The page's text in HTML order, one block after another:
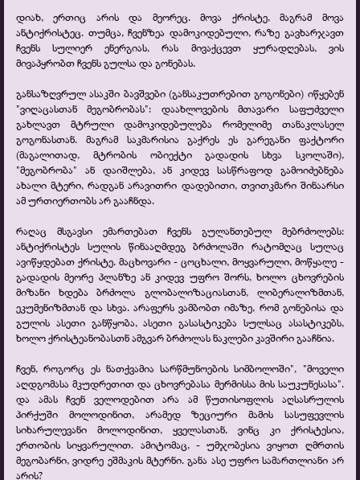
დიახ, ერთიც არის და მეორეც. მოვა ქრისტე, მაგრამ მოვა
ანტიქრისტეც. თუმცა, ჩვენზეა დამოკიდებული, რაზე გავხარჯავთ
ჩვენს სულიერ ენერგიას, რას მივაქცევთ ყურადღებას, ვის
მივაპყრობთ ჩვენს გულსა და გონებას.
განსაზღვრულ ასაკში ბავშვები (განსაკუთრებით გოგონები) იწყებენ
"ვიღაცასთან მეგობრობას": დაახლოვების მთავარი საფუძველი
გახლავთ მტრული დამოკიდებულება რომელიმე თანაკლასელ
გოგონასთან. მაგრამ საკმარისია გაქრეს ეს გარეგანი ფაქტორი
(მაგალითად, მტრობის ობიექტი გადადის სხვა სკოლაში),
"მეგობრობა" ან დაიშლება, ან კიდევ სასწრაფოდ გამოიძებნება
ახალი მტერი, რადგან არავითრი დადებითი, თვითკმარი შინაარსი
ამ ურთიერთობს არ გააჩნდა.
რაღაც მსგავსი ემართებათ ჩვენს გულანთებულ მებრძოლებს:
ანტიქრისტეს სულის წინააღმდეგ ბრძოლაში რატომღაც სულაც
ავიწყდებათ ქრისტე. მაცხოვარი - ცოცხალი, მოყვარული, მოწყალე -
გადადის მეორე პლანზე ან კიდევ უფრო შორს, ხოლო ცხოვრების
მიზანი ხდება ბრძოლა გლობალიზაციასთან, ლიბერალიზმთან,
ეკუმენიზმთან და სხვა. არაფერს ვამბობთ იმაზე, რომ გონებისა და
გულის ასეთი განწყობა, ასეთი გასასტიკება სულსაც ასასტიკებს,
ხოლო ქრისტეანობასთნ ამგვარ ბრძოლას ნაკლები კავშირი გააჩნია.
ჩვენ, როგორც ეს ნათქვამია სარწმუნოების სიმბოლოში", "მოველი
აღდგომასა მკუდრეთით და ცხოვრებასა მერმისსა მის საუკუნესასა".
და ამას ჩვენ ველოდებით არა ამ წუთისოფლის აღსასრულის
პირქუში მოლოდინით, არამედ ზეციური მამის სასუფევლის
სიხარულევანი მოლოდინით, ყველასთან, ვინც კი ქრისტესია,
ერთობის სიყვარულით. ამიტომაც, - უმჯობესია ვიყოთ ღმრთის
მეგობარნი, ვიდრე ეშმაკის მტერნი. განა ასე უფრო სამართლიანი არ
არის?